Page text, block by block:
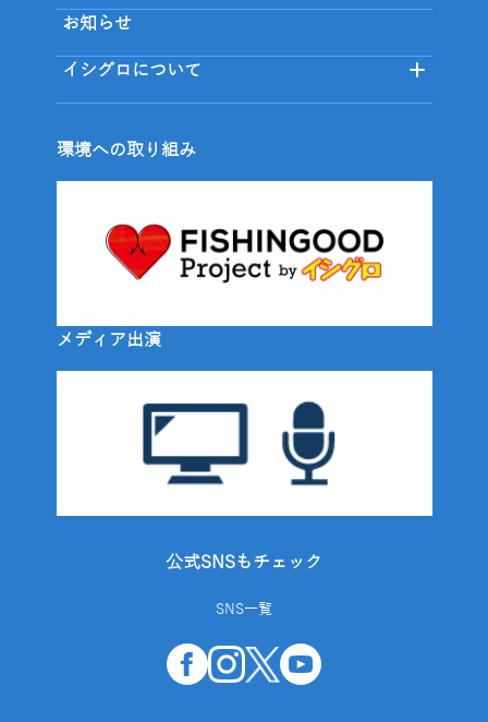
お知らせ
イシグロについて
環境への取り組み
メディア出演
公式SNSもチェック
SNS一覧